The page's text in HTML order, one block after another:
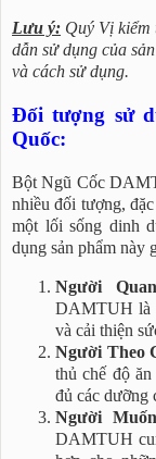
Lưu ý: Quý Vị
dẫn sử dụng của
và cách sử dụng.
Đối tượng sử
Quốc:
Bột Ngũ Cốc
nhiều đối tượng,
một lối sống dinh
dụng sản phẩm này
Người
DAMTUH là
và cải thiện
Người Theo
thủ chế độ
đủ các dưỡng
Người
DAMTUH